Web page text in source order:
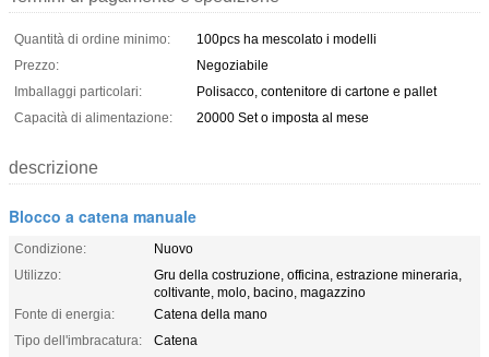
Quantità di ordine minimo:
100pcs ha mescolato i modelli
Prezzo:
Negoziabile
Imballaggi particolari:
Polisacco, contenitore di cartone e pallet
Capacità di alimentazione:
20000 Set o imposta al mese
descrizione
Blocco a catena manuale
Condizione:
Nuovo
Utilizzo:
Gru della costruzione, officina, estrazione mineraria,
coltivante, molo, bacino, magazzino
Fonte di energia:
Catena della mano
Tipo dell'imbracatura:
Catena